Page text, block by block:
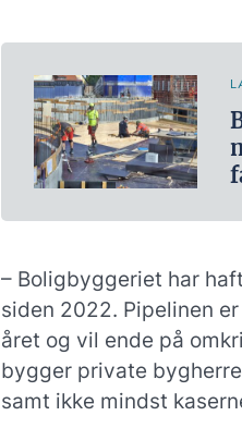
– Boligbyggeriet har
siden 2022. Pipelinen
året og vil ende på
bygger private
samt ikke mindst